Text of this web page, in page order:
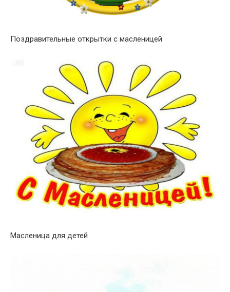
Поздравительные открытки с масленицей
Масленица для детей